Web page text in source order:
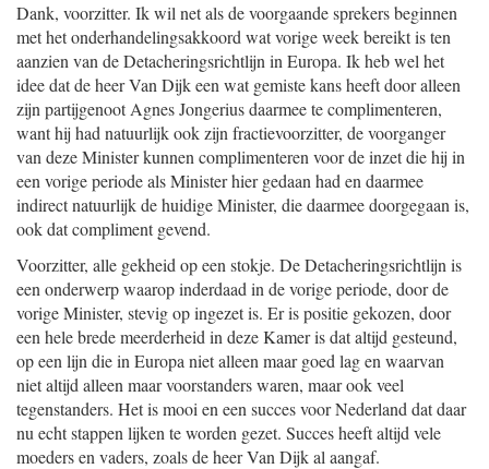
Dank, voorzitter. Ik wil net als de voorgaande sprekers beginnen
met het onderhandelingsakkoord wat vorige week bereikt is ten
aanzien van de Detacheringsrichtlijn in Europa. Ik heb wel het
idee dat de heer Van Dijk een wat gemiste kans heeft door alleen
zijn partijgenoot Agnes Jongerius daarmee te complimenteren,
want hij had natuurlijk ook zijn fractievoorzitter, de voorganger
van deze Minister kunnen complimenteren voor de inzet die hij in
een vorige periode als Minister hier gedaan had en daarmee
indirect natuurlijk de huidige Minister, die daarmee doorgegaan is,
ook dat compliment gevend.
Voorzitter, alle gekheid op een stokje. De Detacheringsrichtlijn is
een onderwerp waarop inderdaad in de vorige periode, door de
vorige Minister, stevig op ingezet is. Er is positie gekozen, door
een hele brede meerderheid in deze Kamer is dat altijd gesteund,
op een lijn die in Europa niet alleen maar goed lag en waarvan
niet altijd alleen maar voorstanders waren, maar ook veel
tegenstanders. Het is mooi en een succes voor Nederland dat daar
nu echt stappen lijken te worden gezet. Succes heeft altijd vele
moeders en vaders, zoals de heer Van Dijk al aangaf.